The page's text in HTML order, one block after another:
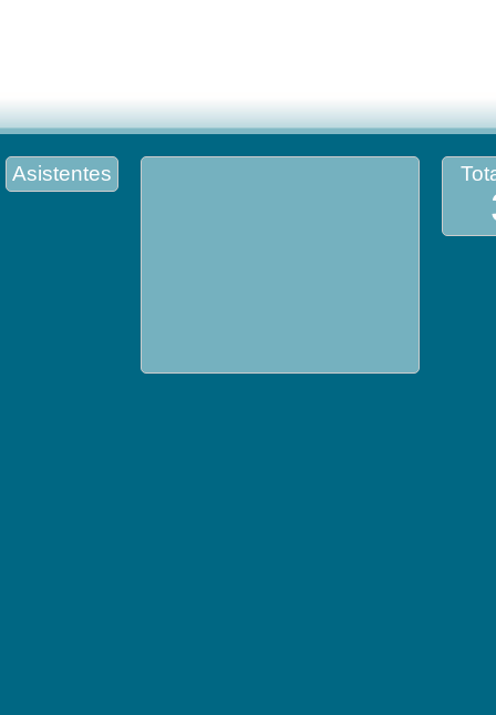
Asistentes